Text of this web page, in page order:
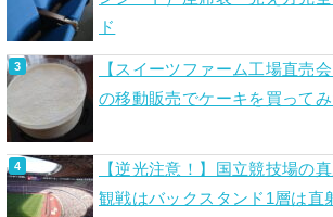
ド
【スイーツファーム工場直売
の移動販売でケーキを買ってみ
【逆光注意！】国立競技場の
観戦はバックスタンド1層は直